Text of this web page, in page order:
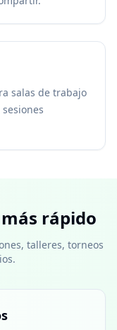
salas de trabajo
rápido
talleres, torneos